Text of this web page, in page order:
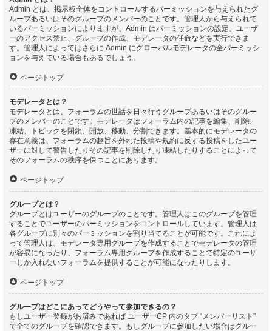
Admin とは、掲示板全体をコントロールするパーミッションを与えられたグ
ループあるいはそのグループのメンバーのことです。管理人から与えられて
いるパーミッションによりますが、Admin はパーミッションの設定、ユーザ
ーのアクセス禁止、グループの作成、モデレータの任命などを実行できま
す。管理人によってはさらに Admin にグローバルモデレータの全パーミッシ
ョンを与えている場合もあるでしょう。
ページトップ
モデレータとは？
モデレータとは、フォーラムの世話を日々行うグループあるいはそのグルー
プのメンバーのことです。モデレータはフォーラム内の記事を編集、削除、
凍結、トピックを閉鎖、開放、移動、分割できます。基本的にモデレータの
存在意義は、フォーラムの趣旨を外れた投稿や規約に反する投稿をしたユー
ザーに対して警告したりその記事を削除したり凍結したりすることによって
そのフォーラムの秩序を保つことにあります。
ページトップ
グループとは？
グループとはユーザーのグループのことです。管理人はこのグループを管理
することでユーザーのパーミッションをコントロールしています。管理人は
各グループに別々のパーミッションを割り当てることが可能です。これによ
って管理人は、モデレータ専用グループを作成することでモデレータの管理
が容易になったり、フォーラム専用グループを作成することで特定のユーザ
ーしか入れないフォーラムを提供することが可能になったりします。
ページトップ
グループはどこにあってどうやって参加できるの？
もしユーザー登録がお済みであれば ユーザーCP 内のタブ “メンバーリスト”
で全てのグループを確認できます。もしグループに参加したい場合はグルー